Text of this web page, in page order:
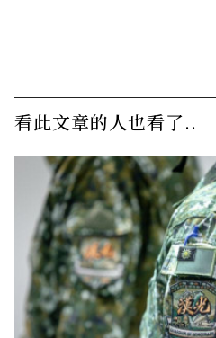
看此文章的人也看了..